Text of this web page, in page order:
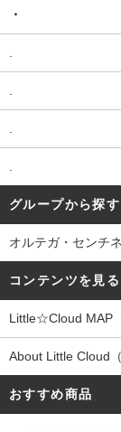
・
グループから探す
オルテガ・センチ
コンテンツを見る
Little☆Cloud MAP
About Little Cloud
おすすめ商品